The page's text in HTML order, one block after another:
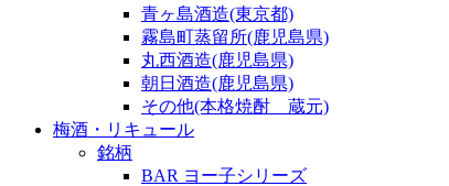
青ヶ島酒造(東京都)
霧島町蒸留所(鹿児島県)
丸西酒造(鹿児島県)
朝日酒造(鹿児島県)
その他(本格焼酎 蔵元)
梅酒・リキュール
銘柄
BAR ヨー子シリーズ